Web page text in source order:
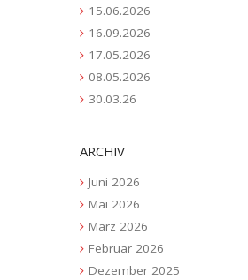
15.06.2026
16.09.2026
17.05.2026
08.05.2026
30.03.26
ARCHIV
Juni 2026
Mai 2026
März 2026
Februar 2026
Dezember 2025